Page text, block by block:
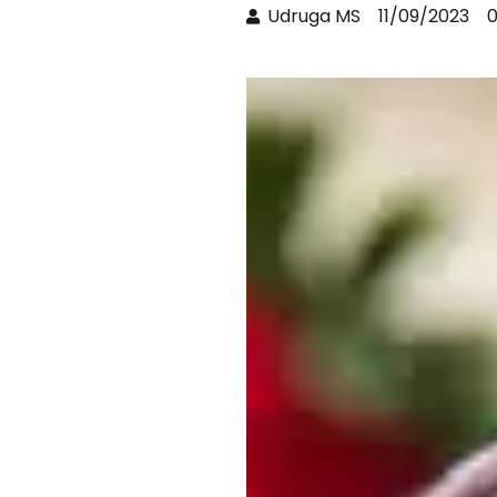
Udruga MS 11/09/2023